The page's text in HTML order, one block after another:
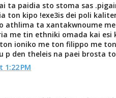
ta paidia sto stoma sas
ton kipo !exe3is dei poli
athlima ta xantakwnoume
me tin ethniki omada kai
ioniko me ton filippo me
p den theleis na paei brosta
1:22 PM